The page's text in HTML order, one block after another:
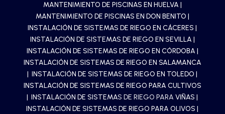
MANTENIMIENTO DE PISCINAS EN HUELVA |
MANTENIMIENTO DE PISCINAS EN DON BENITO |
INSTALACIÓN DE SISTEMAS DE RIEGO EN CÁCERES |
INSTALACIÓN DE SISTEMAS DE RIEGO EN SEVILLA |
INSTALACIÓN DE SISTEMAS DE RIEGO EN CÓRDOBA |
INSTALACIÓN DE SISTEMAS DE RIEGO EN SALAMANCA
|INSTALACIÓN DE SISTEMAS DE RIEGO EN TOLEDO|
INSTALACIÓN DE SISTEMAS DE RIEGO PARA CULTIVOS
| INSTALACIÓN DE SISTEMAS DE RIEGO PARAVIÑAS|
INSTALACIÓN DE SISTEMAS DE RIEGO PARA OLIVOS|